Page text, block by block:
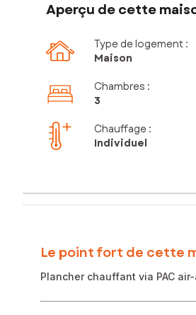
Aperçu de cette
Type de logement :
Maison
Chambres :
3
Chauffage :
Individuel
Le point fort de cette
Plancher chauffant via PAC